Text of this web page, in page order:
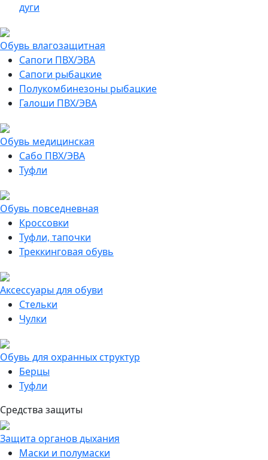
дуги
Обувь влагозащитная
Сапоги ПВХ/ЭВА
Сапоги рыбацкие
Полукомбинезоны рыбацкие
Галоши ПВХ/ЭВА
Обувь медицинская
Сабо ПВХ/ЭВА
Туфли
Обувь повседневная
Кроссовки
Туфли, тапочки
Треккинговая обувь
Аксессуары для обуви
Стельки
Чулки
Обувь для охранных структур
Берцы
Туфли
Средства защиты
Защита органов дыхания
Маски и полумаски